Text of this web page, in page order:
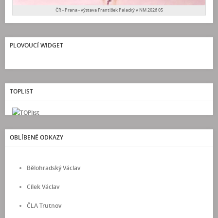
ČR - Praha - výstava František Palacký v NM 2026 05
PLOVOUCÍ WIDGET
TOPLIST
OBLÍBENÉ ODKAZY
Bělohradský Václav
Cílek Václav
ČLA Trutnov